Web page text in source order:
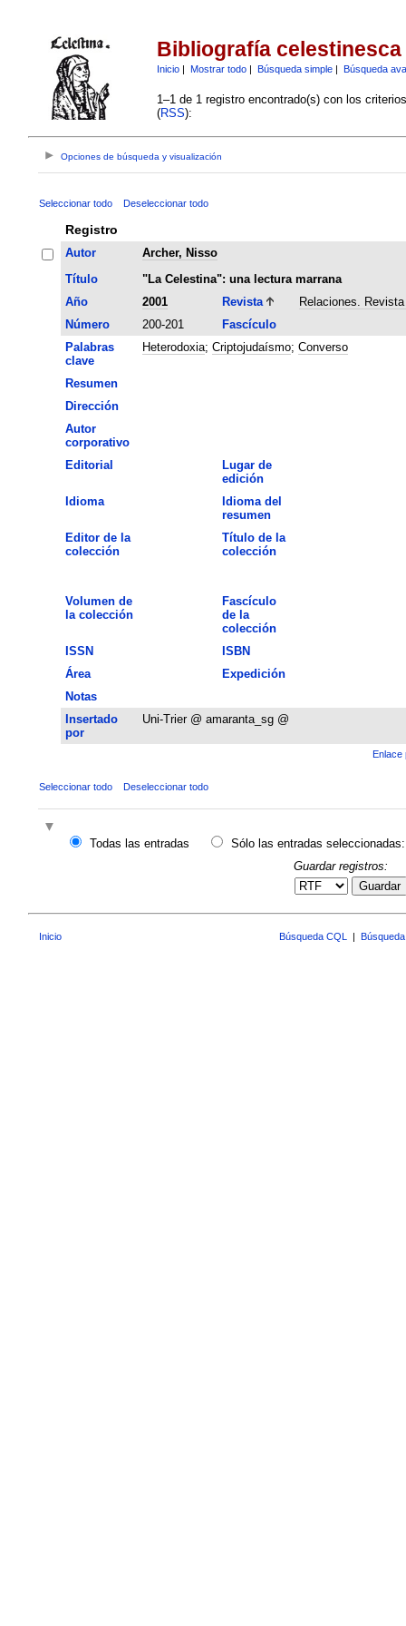
Bibliografía celestinesca
Inicio| Mostrar todo| Búsqueda simple| Búsqueda
1–1 de 1 registro encontrado(s) con los
(RSS):
Opciones de búsqueda y visualización
Seleccionar todo Deseleccionar todo
Registro
Autor
Archer, Nisso
Título
"La Celestina": una lectura marrana
Año
2001 Revista
Relaciones.
Número
200-201
Fascículo
Palabras
clave
Heterodoxia; Criptojudaísmo; Converso
Resumen
Dirección
Autor
corporativo
Editorial
Lugar de
edición
Idioma
Idioma del
resumen
Editor de la
colección
Título de la
colección
Volumen de
la colección
Fascículo
de la
colección
ISSN
ISBN
Área
Expedición
Notas
Insertado
por
Uni-Trier @ amaranta_sg @
Enlace
Seleccionar todo Deseleccionar todo
Todas las entradas
Sólo las entradas seleccionadas:
Guardar registros:
Guardar
Inicio Búsqueda CQL